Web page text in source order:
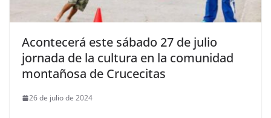
Acontecerá este sábado 27 de julio
jornada de la cultura en la comunidad
montañosa de Crucecitas
26 de julio de 2024